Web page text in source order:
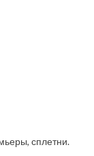
сплетни.